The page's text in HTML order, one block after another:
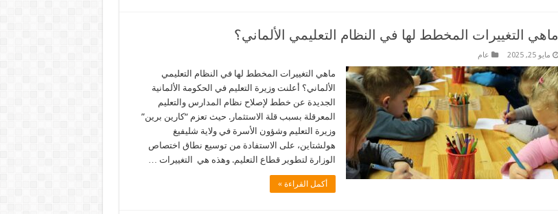
ماهي التغييرات المخطط لها في النظام التعليمي الألماني؟
مايو 25, 2025 عام
ماهي التغييرات المخطط لها في النظام التعليمي
الألماني؟ أعلنت وزيرة التعليم في الحكومة الألمانية
الجديدة عن خطط لإصلاح نظام المدارس والتعليم
المعرقلة بسبب قلة الاستثمار. حيث تعزم “كارين برين”
وزيرة التعليم وشؤون الأسرة في ولاية شليفيغ
هولشتاين، على الاستفادة من توسيع نطاق اختصاص
الوزارة لتطوير قطاع التعليم. وهذه هي التغييرات …
أكمل القراءة »